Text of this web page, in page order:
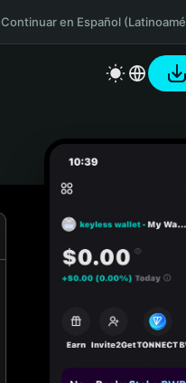
Continuar en Español